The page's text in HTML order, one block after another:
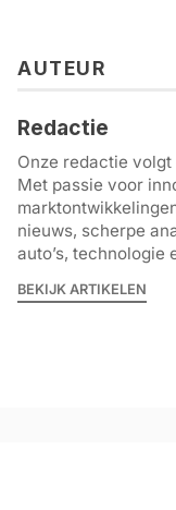
AUTEUR
Redactie
Onze redactie
Met passie voor
nieuws, scherpe
auto’s, technologie
BEKIJK ARTIKELEN